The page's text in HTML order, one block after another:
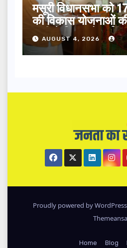
मसूरी विधानसभा को
की विकास योजनाओं
धामी ने किया
AUGUST 4, 2026
Proudly powered by WordPress
Home Blog